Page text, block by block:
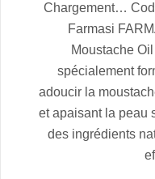
07-
Chargement…
Farmasi
Moustache
spécialement
adoucir la
et apaisant la peau
des ingrédients